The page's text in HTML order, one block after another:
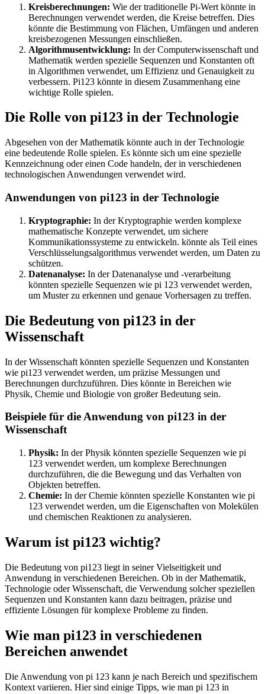
Kreisberechnungen: Wie der traditionelle Pi-Wert könnte in
Berechnungen verwendet werden, die Kreise betreffen. Dies
könnte die Bestimmung von Flächen, Umfängen und anderen
kreisbezogenen Messungen einschließen.
Algorithmusentwicklung: In der Computerwissenschaft und
Mathematik werden spezielle Sequenzen und Konstanten oft
in Algorithmen verwendet, um Effizienz und Genauigkeit zu
verbessern. Pi123 könnte in diesem Zusammenhang eine
wichtige Rolle spielen.
Die Rolle von pi123 in der Technologie
Abgesehen von der Mathematik könnte auch in der Technologie
eine bedeutende Rolle spielen. Es könnte sich um eine spezielle
Kennzeichnung oder einen Code handeln, der in verschiedenen
technologischen Anwendungen verwendet wird.
Anwendungen von pi123 in der Technologie
Kryptographie: In der Kryptographie werden komplexe
mathematische Konzepte verwendet, um sichere
Kommunikationssysteme zu entwickeln. könnte als Teil eines
Verschlüsselungsalgorithmus verwendet werden, um Daten zu
schützen.
Datenanalyse: In der Datenanalyse und -verarbeitung
könnten spezielle Sequenzen wie pi 123 verwendet werden,
um Muster zu erkennen und genaue Vorhersagen zu treffen.
Die Bedeutung von pi123 in der
Wissenschaft
In der Wissenschaft könnten spezielle Sequenzen und Konstanten
wie pi123 verwendet werden, um präzise Messungen und
Berechnungen durchzuführen. Dies könnte in Bereichen wie
Physik, Chemie und Biologie von großer Bedeutung sein.
Beispiele für die Anwendung von pi123 in der
Wissenschaft
Physik: In der Physik könnten spezielle Sequenzen wie pi
123 verwendet werden, um komplexe Berechnungen
durchzuführen, die die Bewegung und das Verhalten von
Objekten betreffen.
Chemie: In der Chemie könnten spezielle Konstanten wie pi
123 verwendet werden, um die Eigenschaften von Molekülen
und chemischen Reaktionen zu analysieren.
Warum ist pi123 wichtig?
Die Bedeutung von pi123 liegt in seiner Vielseitigkeit und
Anwendung in verschiedenen Bereichen. Ob in der Mathematik,
Technologie oder Wissenschaft, die Verwendung solcher speziellen
Sequenzen und Konstanten kann dazu beitragen, präzise und
effiziente Lösungen für komplexe Probleme zu finden.
Wie man pi123 in verschiedenen
Bereichen anwendet
Die Anwendung von pi 123 kann je nach Bereich und spezifischem
Kontext variieren. Hier sind einige Tipps, wie man pi 123 in